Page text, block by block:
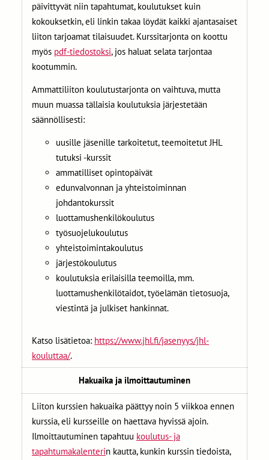
päivittyvät niin tapahtumat, koulutukset kuin
kokouksetkin, eli linkin takaa löydät kaikki ajantasaiset
liiton tarjoamat tilaisuudet. Kurssitarjonta on koottu
myös pdf-tiedostoksi, jos haluat selata tarjontaa
kootummin.
Ammattiliiton koulutustarjonta on vaihtuva, mutta
muun muassa tällaisia koulutuksia järjestetään
säännöllisesti:
uusille jäsenille tarkoitetut, teemoitetut JHL
tutuksi -kurssit
ammatilliset opintopäivät
edunvalvonnan ja yhteistoiminnan
johdantokurssit
luottamushenkilökoulutus
työsuojelukoulutus
yhteistoimintakoulutus
järjestökoulutus
koulutuksia erilaisilla teemoilla, mm.
luottamushenkilötaidot, työelämän tietosuoja,
viestintä ja julkiset hankinnat.
Katso lisätietoa: https://www.jhl.fi/jasenyys/jhl-
kouluttaa/.
Hakuaika ja ilmoittautuminen
Liiton kurssien hakuaika päättyy noin 5 viikkoa ennen
kurssia, eli kursseille on haettava hyvissä ajoin.
Ilmoittautuminen tapahtuu koulutus- ja
tapahtumakalenterin kautta, kunkin kurssin tiedoista,